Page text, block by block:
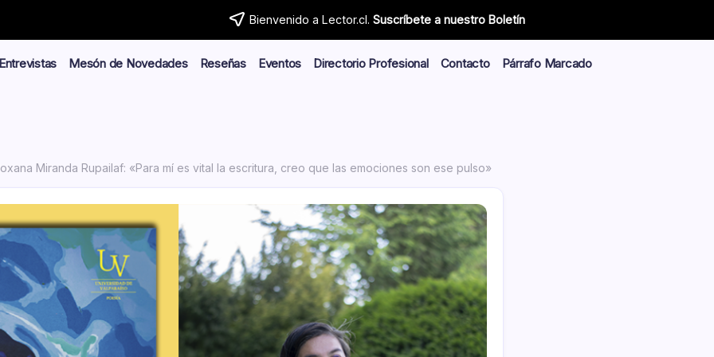
Bienvenido a Lector.cl. Suscríbete a nuestro Boletín
Entrevistas Mesón de Novedades Reseñas Eventos Directorio Profesional Contacto
Párrafo Marcado
Miranda Rupailaf: «Para mí es vital la escritura, creo que las emociones son ese pulso»